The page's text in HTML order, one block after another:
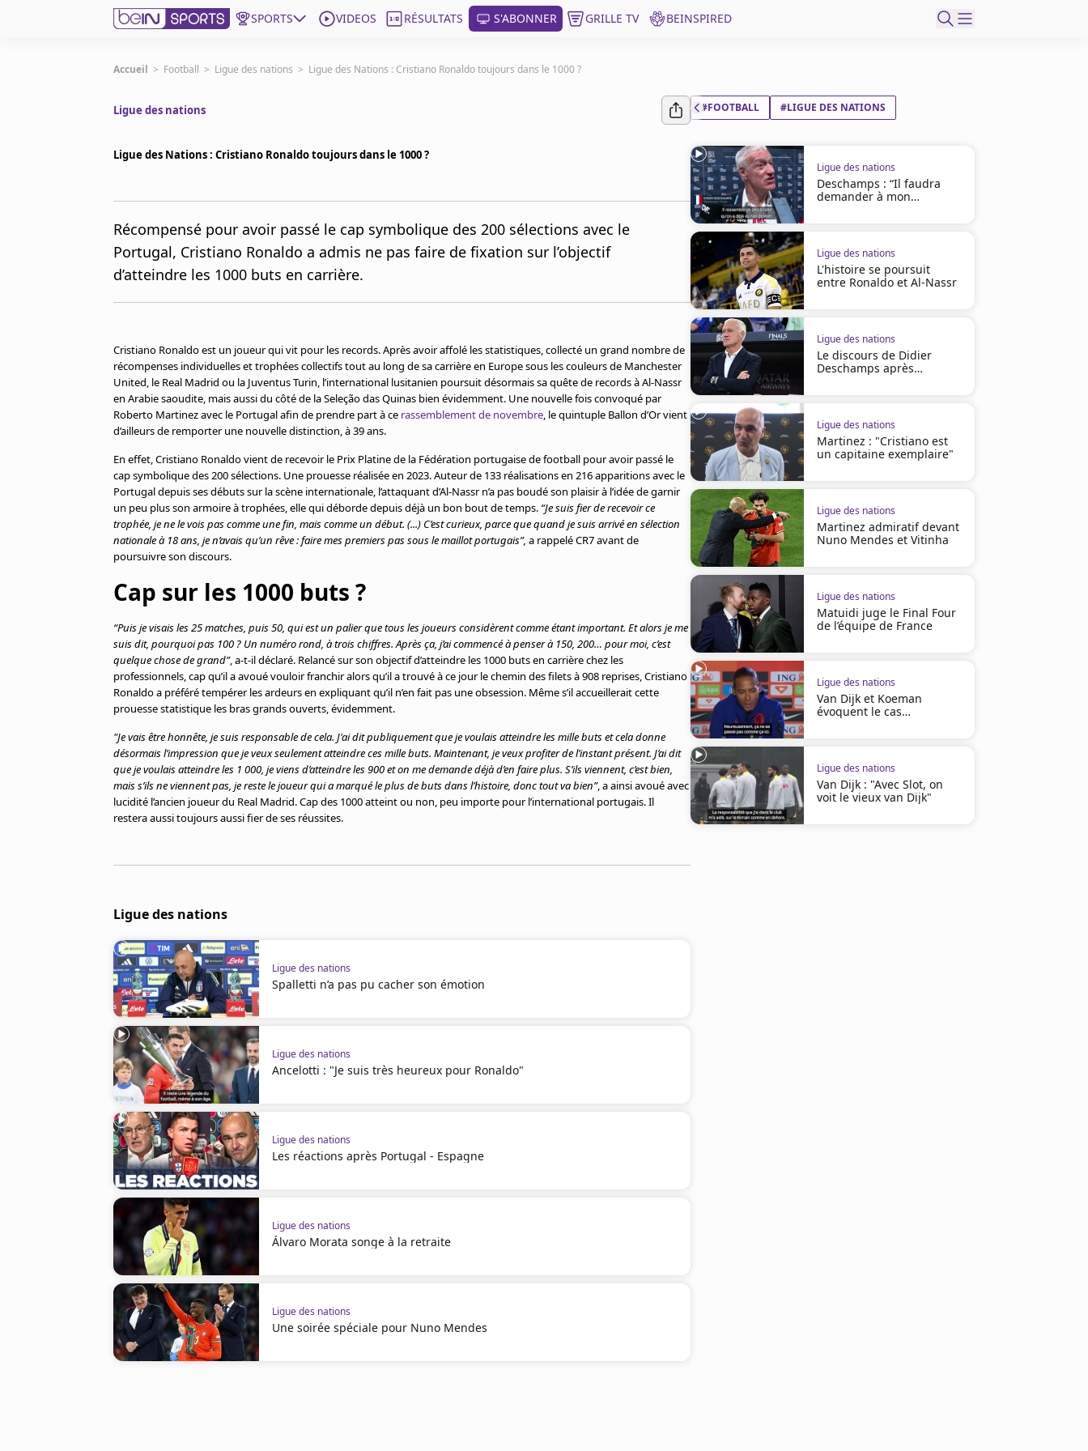
SPORTS VIDEOS RÉSULTATS S'ABONNER GRILLE TV BEINSPIRED
beIN SPORTS CONNECT
France
Gérer les notifications
Contactez nous
Mentions légales
Protection des données
Paramétrer mon consentement
Accueil > Football > Ligue des nations > Ligue des Nations : Cristiano Ronaldo toujours dans le 1000 ?
Ligue des nations
Ligue des Nations : Cristiano Ronaldo toujours dans le 1000 ?
Récompensé pour avoir passé le cap symbolique des 200 sélections avec le
Portugal, Cristiano Ronaldo a admis ne pas faire de fixation sur l’objectif
d’atteindre les 1000 buts en carrière.
Cristiano Ronaldo est un joueur qui vit pour les records. Après avoir affolé les statistiques, collecté un grand nombre de
récompenses individuelles et trophées collectifs tout au long de sa carrière en Europe sous les couleurs de Manchester
United, le Real Madrid ou la Juventus Turin, l’international lusitanien poursuit désormais sa quête de records à Al-Nassr
en Arabie saoudite, mais aussi du côté de la Seleção das Quinas bien évidemment. Une nouvelle fois convoqué par
Roberto Martinez avec le Portugal afin de prendre part à ce rassemblement de novembre, le quintuple Ballon d’Or vient
d’ailleurs de remporter une nouvelle distinction, à 39 ans.
En effet, Cristiano Ronaldo vient de recevoir le Prix Platine de la Fédération portugaise de football pour avoir passé le
cap symbolique des 200 sélections. Une prouesse réalisée en 2023. Auteur de 133 réalisations en 216 apparitions avec le
Portugal depuis ses débuts sur la scène internationale, l’attaquant d’Al-Nassr n’a pas boudé son plaisir à l’idée de garnir
un peu plus son armoire à trophées, elle qui déborde depuis déjà un bon bout de temps. “Je suis fier de recevoir ce
trophée, je ne le vois pas comme une fin, mais comme un début. (...) C’est curieux, parce que quand je suis arrivé en sélection
nationale à 18 ans, je n’avais qu’un rêve : faire mes premiers pas sous le maillot portugais”, a rappelé CR7 avant de
poursuivre son discours.
Cap sur les 1000 buts ?
“Puis je visais les 25 matches, puis 50, qui est un palier que tous les joueurs considèrent comme étant important. Et alors je me
suis dit, pourquoi pas 100 ? Un numéro rond, à trois chiffres. Après ça, j’ai commencé à penser à 150, 200… pour moi, c’est
quelque chose de grand”, a-t-il déclaré. Relancé sur son objectif d’atteindre les 1000 buts en carrière chez les
professionnels, cap qu’il a avoué vouloir franchir alors qu’il a trouvé à ce jour le chemin des filets à 908 reprises, Cristiano
Ronaldo a préféré tempérer les ardeurs en expliquant qu’il n’en fait pas une obsession. Même s’il accueillerait cette
prouesse statistique les bras grands ouverts, évidemment.
"Je vais être honnête, je suis responsable de cela. J'ai dit publiquement que je voulais atteindre les mille buts et cela donne
désormais l’impression que je veux seulement atteindre ces mille buts. Maintenant, je veux profiter de l’instant présent. J’ai dit
que je voulais atteindre les 1 000, je viens d’atteindre les 900 et on me demande déjà d’en faire plus. S’ils viennent, c’est bien,
mais s’ils ne viennent pas, je reste le joueur qui a marqué le plus de buts dans l’histoire, donc tout va bien”, a ainsi avoué avec
lucidité l’ancien joueur du Real Madrid. Cap des 1000 atteint ou non, peu importe pour l’international portugais. Il
restera aussi toujours aussi fier de ses réussites.
Ligue des nations
Ligue des nations
Spalletti n’a pas pu cacher son émotion
Ligue des nations
Ancelotti : "Je suis très heureux pour Ronaldo"
Ligue des nations
Les réactions après Portugal - Espagne
Ligue des nations
Álvaro Morata songe à la retraite
Ligue des nations
Une soirée spéciale pour Nuno Mendes
#FOOTBALL #LIGUE DES NATIONS
Ligue des nations
Deschamps : “Il faudra
demander à mon
Ligue des nations
L'histoire se poursuit
entre Ronaldo et Al-Nassr
Ligue des nations
Le discours de Didier
Deschamps après
Ligue des nations
Martinez : "Cristiano est
un capitaine exemplaire"
Ligue des nations
Martinez admiratif devant
Nuno Mendes et Vitinha
Ligue des nations
Matuidi juge le Final Four
de l’équipe de France
Ligue des nations
Van Dijk et Koeman
évoquent le cas
Ligue des nations
Van Dijk : "Avec Slot, on
voit le vieux van Dijk"